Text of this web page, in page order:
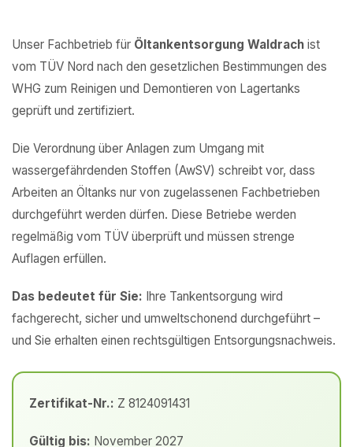
Unser Fachbetrieb für Öltankentsorgung Waldrach ist
vom TÜV Nord nach den gesetzlichen Bestimmungen des
WHG zum Reinigen und Demontieren von Lagertanks
geprüft und zertifiziert.
Die Verordnung über Anlagen zum Umgang mit
wassergefährdenden Stoffen (AwSV) schreibt vor, dass
Arbeiten an Öltanks nur von zugelassenen Fachbetrieben
durchgeführt werden dürfen. Diese Betriebe werden
regelmäßig vom TÜV überprüft und müssen strenge
Auflagen erfüllen.
Das bedeutet für Sie: Ihre Tankentsorgung wird
fachgerecht, sicher und umweltschonend durchgeführt –
und Sie erhalten einen rechtsgültigen Entsorgungsnachweis.
Zertifikat-Nr.: Z 8124091431
Gültig bis: November 2027